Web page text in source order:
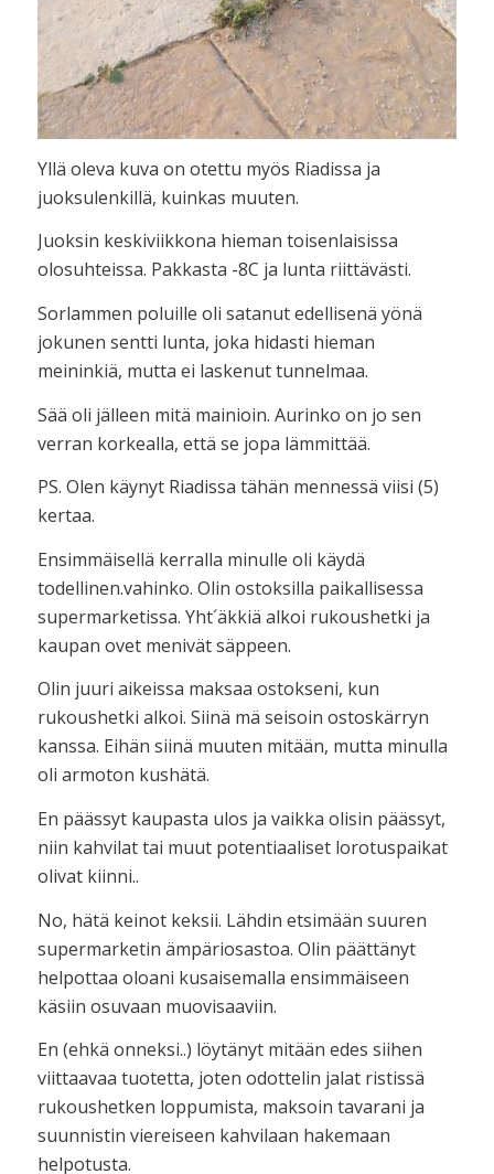
Yllä oleva kuva on otettu myös Riadissa ja
juoksulenkillä, kuinkas muuten.
Juoksin keskiviikkona hieman toisenlaisissa
olosuhteissa. Pakkasta -8C ja lunta riittävästi.
Sorlammen poluille oli satanut edellisenä yönä
jokunen sentti lunta, joka hidasti hieman
meininkiä, mutta ei laskenut tunnelmaa.
Sää oli jälleen mitä mainioin. Aurinko on jo sen
verran korkealla, että se jopa lämmittää.
PS. Olen käynyt Riadissa tähän mennessä viisi (5)
kertaa.
Ensimmäisellä kerralla minulle oli käydä
todellinen.vahinko. Olin ostoksilla paikallisessa
supermarketissa. Yht´äkkiä alkoi rukoushetki ja
kaupan ovet menivät säppeen.
Olin juuri aikeissa maksaa ostokseni, kun
rukoushetki alkoi. Siinä mä seisoin ostoskärryn
kanssa. Eihän siinä muuten mitään, mutta minulla
oli armoton kushätä.
En päässyt kaupasta ulos ja vaikka olisin päässyt,
niin kahvilat tai muut potentiaaliset lorotuspaikat
olivat kiinni..
No, hätä keinot keksii. Lähdin etsimään suuren
supermarketin ämpäriosastoa. Olin päättänyt
helpottaa oloani kusaisemalla ensimmäiseen
käsiin osuvaan muovisaaviin.
En (ehkä onneksi..) löytänyt mitään edes siihen
viittaavaa tuotetta, joten odottelin jalat ristissä
rukoushetken loppumista, maksoin tavarani ja
suunnistin viereiseen kahvilaan hakemaan
helpotusta.